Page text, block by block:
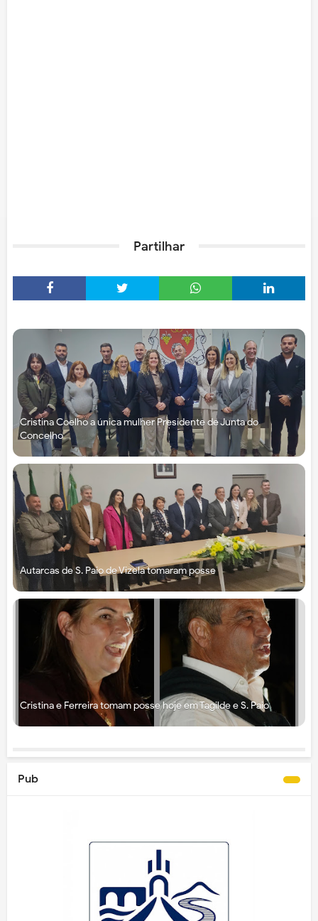
Partilhar
Cristina Coelho a única mulher Presidente de Junta do
Concelho
Autarcas de S. Paio de Vizela tomaram posse
Cristina e Ferreira tomam posse hoje em Tagilde e S. Paio
Pub